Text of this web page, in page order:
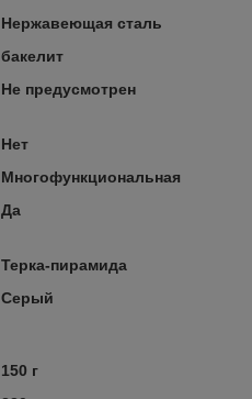
Нержавеющая сталь
бакелит
Не предусмотрен
Нет
Многофункциональная
Да
Терка-пирамида
Серый
150 г